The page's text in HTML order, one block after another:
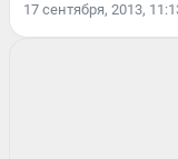
17 сентября, 2013,